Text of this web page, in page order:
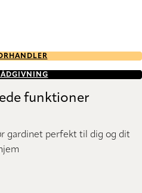
funktioner
gardinet perfekt til dig og dit